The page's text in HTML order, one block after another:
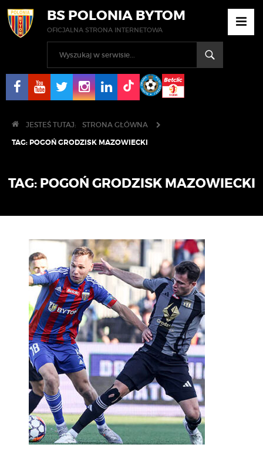
BS POLONIA BYTOM
OFICJALNA STRONA INTERNETOWA
JESTEŚ TUTAJ: STRONA GŁÓWNA
TAG: POGOŃ GRODZISK MAZOWIECKI
TAG: POGOŃ GRODZISK MAZOWIECKI